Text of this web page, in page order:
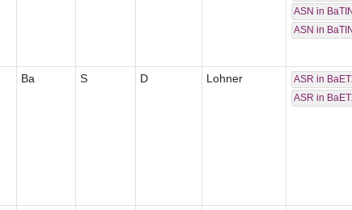
ASN in
ASN in
Ba S D Lohner
ASR in
ASR in